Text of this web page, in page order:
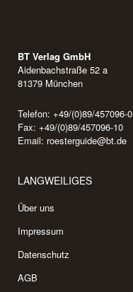
BT Verlag GmbH
Aidenbachstraße 52 a
81379 München
Telefon: +49/(0)89/457096-0
Fax: +49/(0)89/457096-10
Email: roesterguide@bt.de
LANGWEILIGES
Über uns
Impressum
Datenschutz
AGB